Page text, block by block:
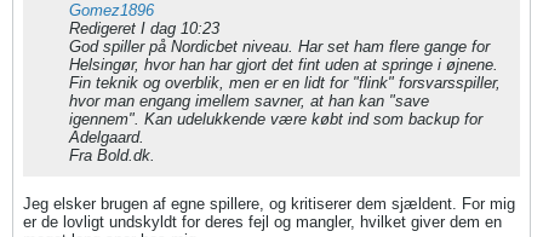
Gomez1896
Redigeret I dag 10:23
God spiller på Nordicbet niveau. Har set ham flere gange for
Helsingør, hvor han har gjort det fint uden at springe i øjnene.
Fin teknik og overblik, men er en lidt for "flink" forsvarsspiller,
hvor man engang imellem savner, at han kan "save
igennem". Kan udelukkende være købt ind som backup for
Adelgaard.​
Fra Bold.dk.
Jeg elsker brugen af egne spillere, og kritiserer dem sjældent. For mig
er de lovligt undskyldt for deres fejl og mangler, hvilket giver dem en